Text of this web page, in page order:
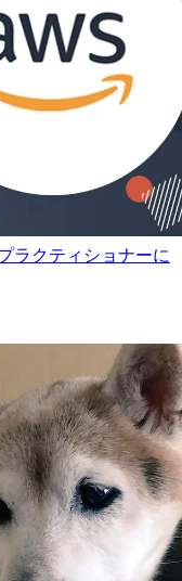
ラクティショナーに